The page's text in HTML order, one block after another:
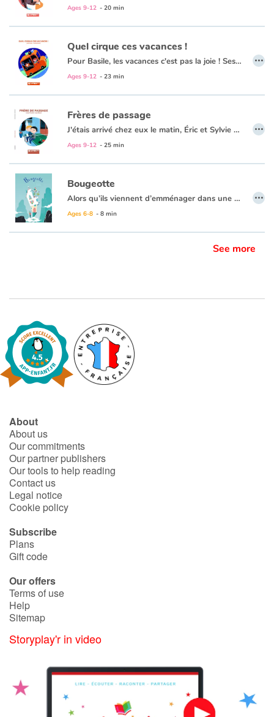
Ages 9-12 - 20 min
Quel cirque ces vacances !
Pour Basile, les vacances c'est pas la joie ! Ses parents ne partent pas avec lui et ils ont toujours des idées redoutables. Cette année, c'est un stage de cirque au milieu de Nulle-Part recommandé par tante Anna. Basile n'a aucune envie de faire le clown, ni du trapèze et encore moins du cheval. En plus, le seul autre enfant est une fille ! Pourtant, il faut préparer le spectacle et chacun va devoir trouver sa place dans la troupe du cirque Ravioli.
Ages 9-12 - 23 min
…
Frères de passage
J'étais arrivé chez eux le matin, Éric et Sylvie voulaient faire une photo. Parce qu'il ne fallait pas qu'on oublie ce moment. Et la photo, on la mettrait sur le frigo. Ils étaient tout souriants, leur nom leur allait comme un gant famille d'accueil. Leur fils, Antoine, s'est vite éclipsé avant la photo. Il m'en voulait d'être là, chez lui. Mais je ne lui voulais aucun mal, moi.
Ages 9-12 - 25 min
…
Bougeotte
Alors qu’ils viennent d’emménager dans une nouvelle maison, Basile et son père font une découverte extraordinaire : leur maison déménage tous les jours !
Ages 6-8 - 8 min
…
See more
About
About us
Our commitments
Our partner publishers
Our tools to help reading
Contact us
Legal notice
Cookie policy
Subscribe
Plans
Gift code
Our offers
Terms of use
Help
Sitemap
Storyplay'r in video